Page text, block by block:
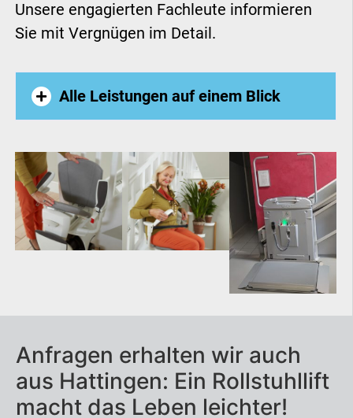
Unsere engagierten Fachleute informieren
Sie mit Vergnügen im Detail.
Alle Leistungen auf einem Blick
Außenlift
Homelift
Hublift
Seniorenlift
Treppenaufzug
Treppenlift
Anfragen erhalten wir auch
aus Hattingen: Ein Rollstuhllift
macht das Leben leichter!